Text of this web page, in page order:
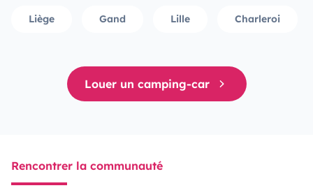
Liège Gand Lille Charleroi
Louer un camping-car
Rencontrer la communauté